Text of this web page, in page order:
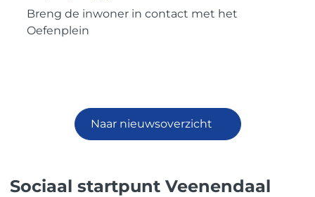
Breng de inwoner in contact met het
Oefenplein
Naar nieuwsoverzicht
Sociaal startpunt Veenendaal